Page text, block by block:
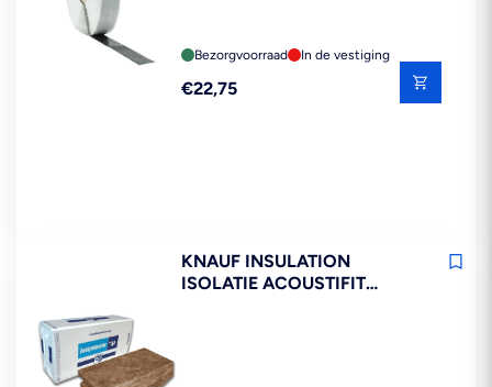
Bezorgvoorraad In de vestiging
Reguliere
€22,75
KNAUF INSULATION
ISOLATIE ACOUSTIFIT